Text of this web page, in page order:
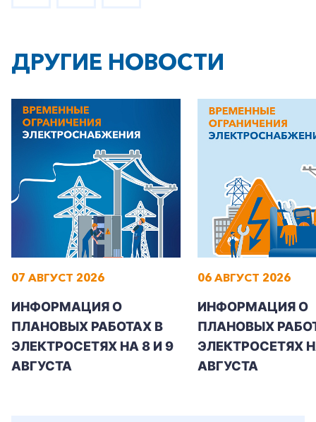
ДРУГИЕ НОВОСТИ
07 АВГУСТ 2026
ИНФОРМАЦИЯ О
ПЛАНОВЫХ РАБОТАХ В
ЭЛЕКТРОСЕТЯХ НА 8 И 9
АВГУСТА
06 АВГУСТ 2026
ИНФОРМАЦИЯ О
ПЛАНОВЫХ
ЭЛЕКТРОСЕТЯХ
АВГУСТА